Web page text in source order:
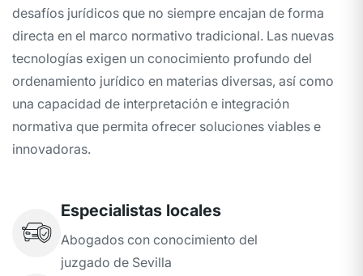
desafíos jurídicos que no siempre encajan de forma
directa en el marco normativo tradicional. Las nuevas
tecnologías exigen un conocimiento profundo del
ordenamiento jurídico en materias diversas, así como
una capacidad de interpretación e integración
normativa que permita ofrecer soluciones viables e
innovadoras.
Especialistas locales
Abogados con conocimiento del
juzgado de Sevilla